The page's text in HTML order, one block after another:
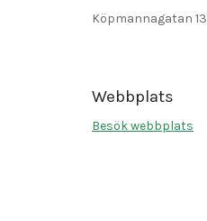
Köpmannagatan 13
Webbplats
Besök webbplats